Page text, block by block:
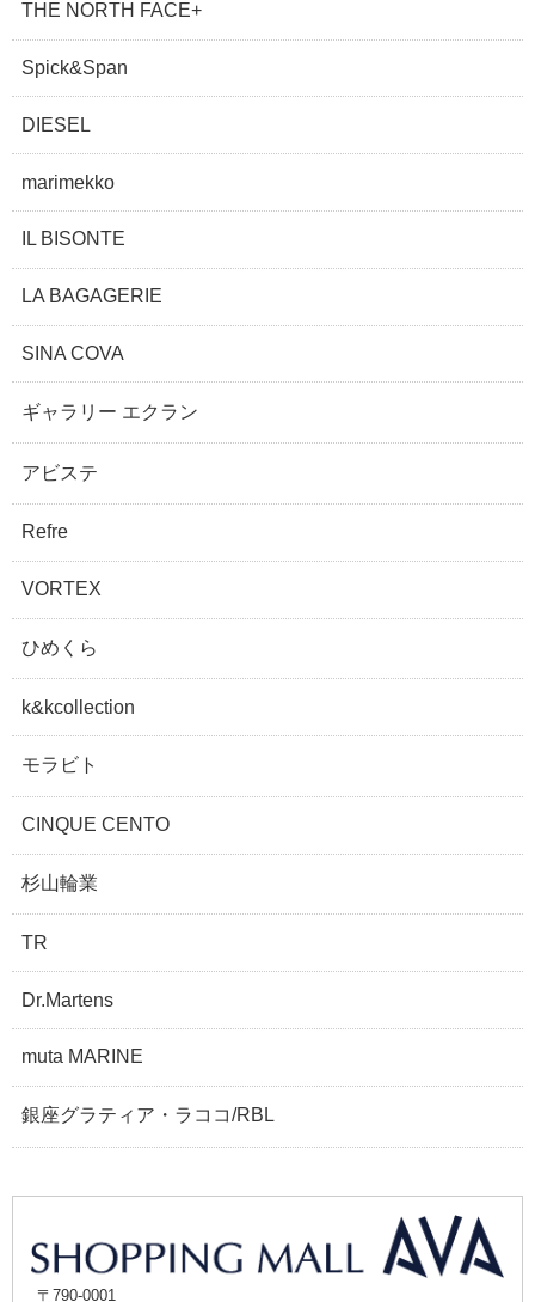
THE NORTH FACE+
Spick&Span
DIESEL
marimekko
IL BISONTE
LA BAGAGERIE
SINA COVA
ギャラリー エクラン
アビステ
Refre
VORTEX
ひめくら
k&kcollection
モラビト
CINQUE CENTO
杉山輪業
TR
Dr.Martens
muta MARINE
銀座グラティア・ラココ/RBL
〒790-0001